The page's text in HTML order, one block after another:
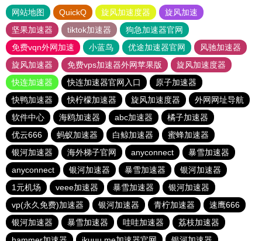
网站地图 QuickQ 旋风加速度器
旋风加速
坚果加速器
tiktok加速器
狗急加速器官网
免费vqn外网加速
小蓝鸟 优途加速器官网
风驰加速器
旋风加速器
免费vps加速器外网苹果版
旋风加速度器
快连加速器
快连加速器官网入口
原子加速器
快鸭加速器
快柠檬加速器 旋风加速度器
外网网址导航
软件中心
海鸥加速器 abc加速器
橘子加速器
优云666
蚂蚁加速器 白鲸加速器
蜜蜂加速器
银河加速器
海外梯子官网 anyconnect
暴雪加速器
anyconnect
银河加速器 暴雪加速器
银河加速器
1元机场
veee加速器 暴雪加速器
银河加速器
vp(永久免费)加速器
银河加速器 青柠加速器
速鹰666
银河加速器
暴雪加速器 哇哇加速器
荔枝加速器